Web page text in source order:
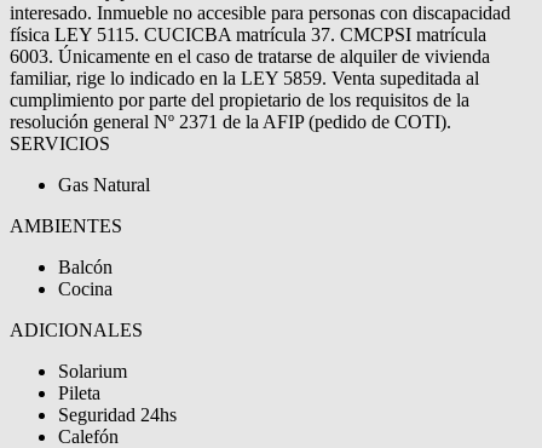
interesado. Inmueble no accesible para personas con discapacidad
física LEY 5115. CUCICBA matrícula 37. CMCPSI matrícula
6003. Únicamente en el caso de tratarse de alquiler de vivienda
familiar, rige lo indicado en la LEY 5859. Venta supeditada al
cumplimiento por parte del propietario de los requisitos de la
resolución general Nº 2371 de la AFIP (pedido de COTI).
SERVICIOS
Gas Natural
AMBIENTES
Balcón
Cocina
ADICIONALES
Solarium
Pileta
Seguridad 24hs
Calefón